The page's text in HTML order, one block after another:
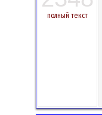
полный текст